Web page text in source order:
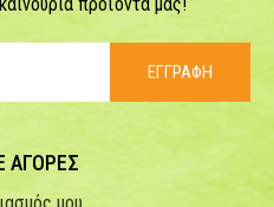
προϊόντα μας!
ΕΓΓΡΑΦΗ
ΑΓΟΡΕΣ